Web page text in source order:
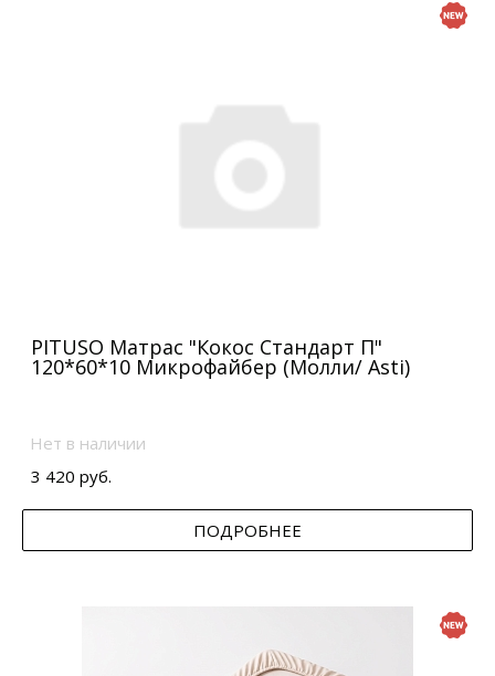
PITUSO Матрас "Кокос Стандарт П"
120*60*10 Микрофайбер (Молли/ Asti)
Нет в наличии
3 420 руб.
ПОДРОБНЕЕ